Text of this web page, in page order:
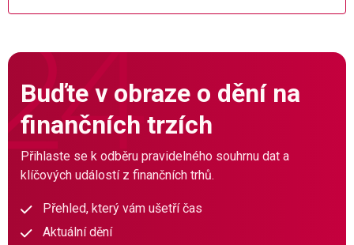
Buďte v obraze o dění na
finančních trzích
Přihlaste se k odběru pravidelného souhrnu dat a
klíčových událostí z finančních trhů.
Přehled, který vám ušetří čas
Aktuální dění